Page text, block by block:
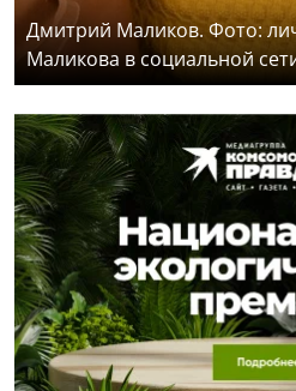
Дмитрий Маликов. Фото:
Маликова в социальной